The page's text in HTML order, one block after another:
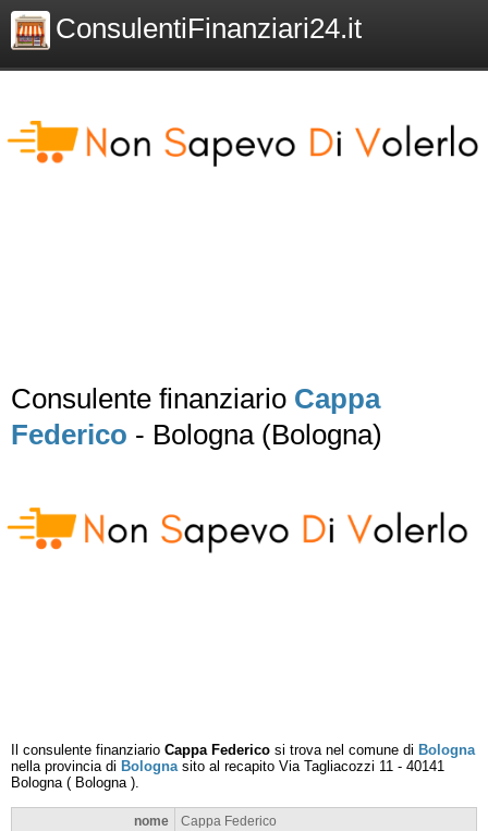
ConsulentiFinanziari24.it
Consulente finanziario Cappa
Federico - Bologna (Bologna)
Il consulente finanziario Cappa Federico si trova nel comune di Bologna
nella provincia di Bolognasito al recapito Via Tagliacozzi 11 - 40141
Bologna( Bologna).
nome
Cappa Federico